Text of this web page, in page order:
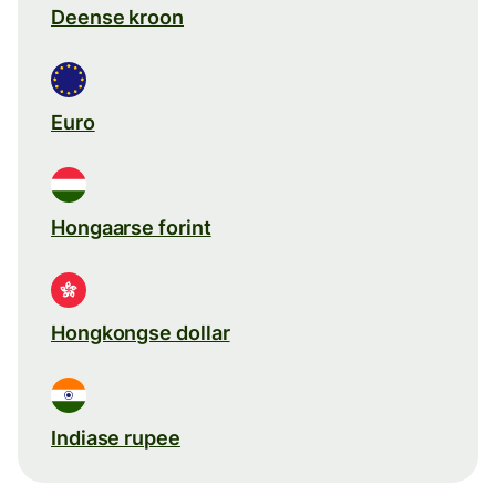
Deense kroon
Euro
Hongaarse forint
Hongkongse dollar
Indiase rupee